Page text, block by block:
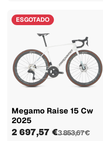
ESGOTADO
Megamo Raise 15 Cw
2025
2 697,57 €3 853,67 €